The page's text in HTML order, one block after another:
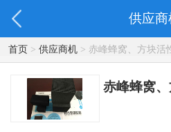
供应商
首页> 供应商机> 赤峰蜂窝、方块活
赤峰蜂窝